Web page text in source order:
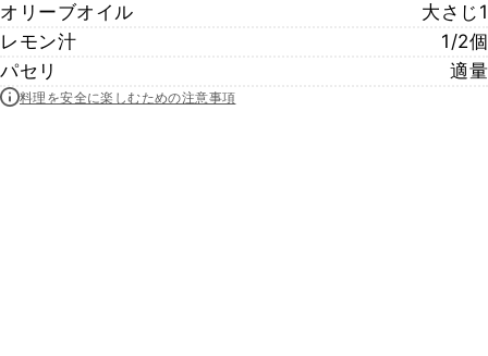
オリーブオイル
大さじ1
レモン汁
1/2個
パセリ
適量
料理を安全に楽しむための注意事項